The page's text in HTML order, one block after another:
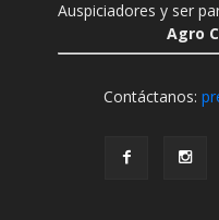
Auspiciadores y ser
Agro
Contáctanos: